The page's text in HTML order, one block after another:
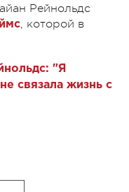
Рейнольдс
, которой в
"Я
связала жизнь с